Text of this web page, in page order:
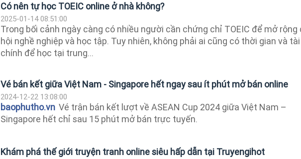
Có nên tự học TOEIC online ở nhà không?
2025-01-14 08:51:00
Trong bối cảnh ngày càng có nhiều người cần chứng chỉ TOEIC để mở rộng
hội nghề nghiệp và học tập. Tuy nhiên, không phải ai cũng có thời gian và tài
chính để học tại trung...
Vé bán kết giữa Việt Nam - Singapore hết ngay sau ít phút mở bán online
2024-12-22 13:08:00
baophutho.vn Vé trận bán kết lượt về ASEAN Cup 2024 giữa Việt Nam –
Singapore hết chỉ sau 15 phút mở bán trực tuyến.
Khám phá thế giới truyện tranh online siêu hấp dẫn tại Truyengihot